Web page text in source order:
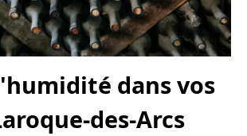
dans vos
des-Arcs